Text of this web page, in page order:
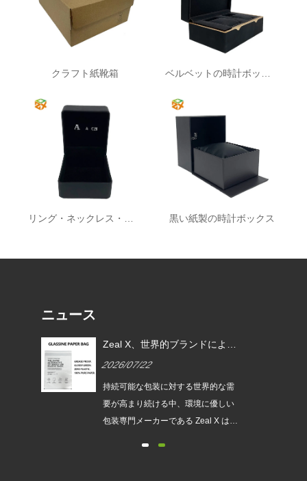
クラフト紙靴箱
黒い紙製の時計ボックス
ニュース
Zeal X、世界的ブランドによる
替を支援するカスタムグラシン
紙バッグを発売
2026/07/22
持続可能な包装に対する世界的な需
要が高まり続ける中、環境に優しい
包装専門メーカーである Zeal X は、